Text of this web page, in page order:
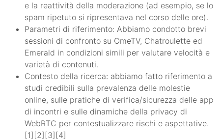
e la reattività della moderazione (ad esempio, se lo
spam ripetuto si ripresentava nel corso delle ore).
Parametri di riferimento: Abbiamo condotto brevi
sessioni di confronto su OmeTV, Chatroulette ed
Emerald in condizioni simili per valutare velocità e
varietà di contenuti.
Contesto della ricerca: abbiamo fatto riferimento a
studi credibili sulla prevalenza delle molestie
online, sulle pratiche di verifica/sicurezza delle app
di incontri e sulle dinamiche della privacy di
WebRTC per contestualizzare rischi e aspettative.
[1][2][3][4]